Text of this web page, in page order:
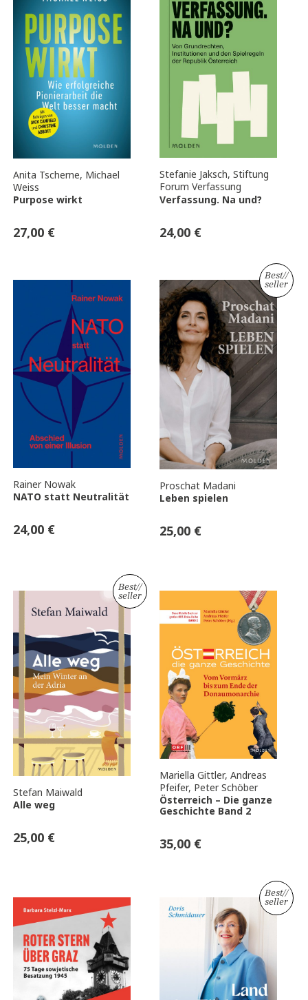
Anita Tscherne, Michael
Weiss
Purpose wirkt
27,00 €
Stefanie Jaksch, Stiftung
Forum Verfassung
Verfassung. Na und?
24,00 €
Rainer Nowak
NATO statt Neutralität
24,00 €
Best//
seller
Proschat Madani
Leben spielen
25,00 €
Best//
seller
Stefan Maiwald
Alle weg
25,00 €
Mariella Gittler, Andreas
Pfeifer, Peter Schöber
Österreich – Die ganze
Geschichte Band 2
35,00 €
Best//
seller